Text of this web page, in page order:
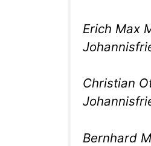
Erich Max
Christian
Bernhard